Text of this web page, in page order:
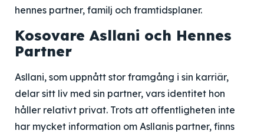
hennes partner, familj och framtidsplaner.
Kosovare Asllani och Hennes
Partner
Asllani, som uppnått stor framgång i sin karriär,
delar sitt liv med sin partner, vars identitet hon
håller relativt privat. Trots att offentligheten inte
har mycket information om Asllanis partner, finns